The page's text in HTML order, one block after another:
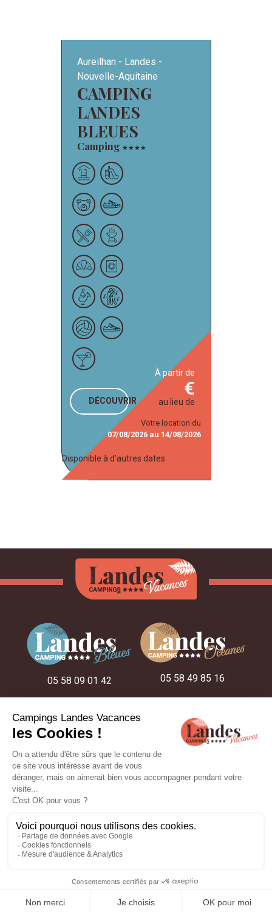
Aureilhan
Landes
Nouvelle-Aquitaine
CAMPING
LANDES
BLEUES
Camping ★★★★
DÉCOUVRIR
à partir de
au lieu de
Votre location du
07/08/2026au 14/08/2026
Disponible à d’autres dates
05 58 09 01 42 05 58 49 85 16
05 58 48 22 52
NOS IDÉES SÉJOUR
NOS HÉBERGEMENTS
Mentions légales-Politique de confidentialité